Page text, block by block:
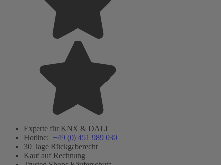
Experte für KNX & DALI
Hotline: +49 (0) 451 989 030
30 Tage Rückgaberecht
Kauf auf Rechnung